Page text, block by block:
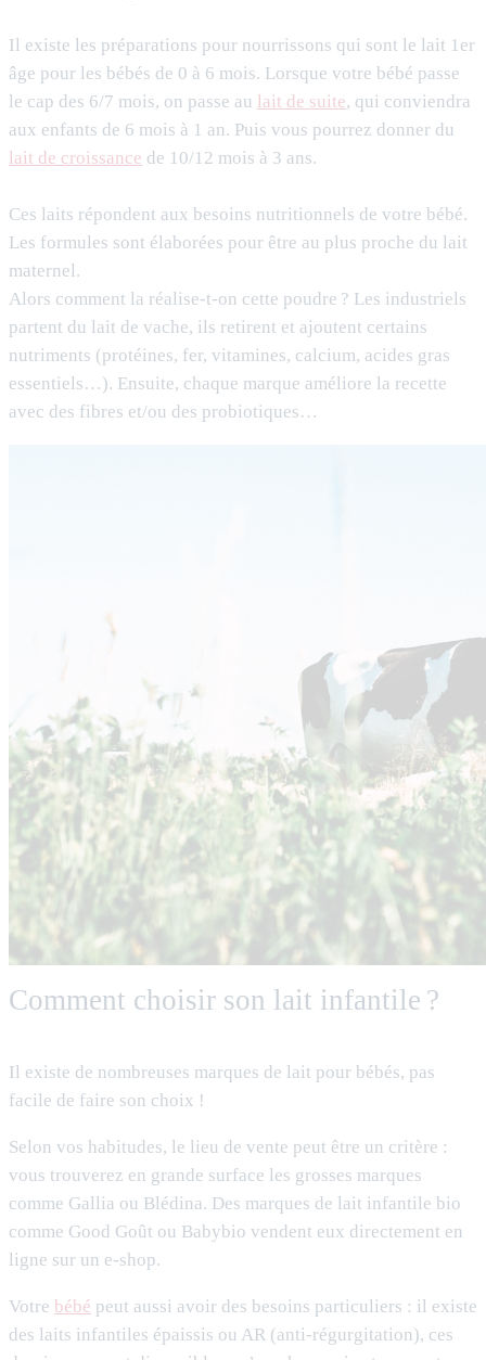
Il existe les préparations pour nourrissons qui sont le lait 1er
âge pour les bébés de 0 à 6 mois. Lorsque votre bébé passe
le cap des 6/7 mois, on passe au lait de suite, qui conviendra
aux enfants de 6 mois à 1 an. Puis vous pourrez donner du
lait de croissance de 10/12 mois à 3 ans.
Ces laits répondent aux besoins nutritionnels de votre bébé.
Les formules sont élaborées pour être au plus proche du lait
maternel.
Alors comment la réalise-t-on cette poudre ? Les industriels
partent du lait de vache, ils retirent et ajoutent certains
nutriments (protéines, fer, vitamines, calcium, acides gras
essentiels…). Ensuite, chaque marque améliore la recette
avec des fibres et/ou des probiotiques…
Comment choisir son lait infantile ?
Il existe de nombreuses marques de lait pour bébés, pas
facile de faire son choix !
Selon vos habitudes, le lieu de vente peut être un critère :
vous trouverez en grande surface les grosses marques
comme Gallia ou Blédina. Des marques de lait infantile bio
comme Good Goût ou Babybio vendent eux directement en
ligne sur un e-shop.
Votre bébé peut aussi avoir des besoins particuliers : il existe
des laits infantiles épaissis ou AR (anti-régurgitation), ces